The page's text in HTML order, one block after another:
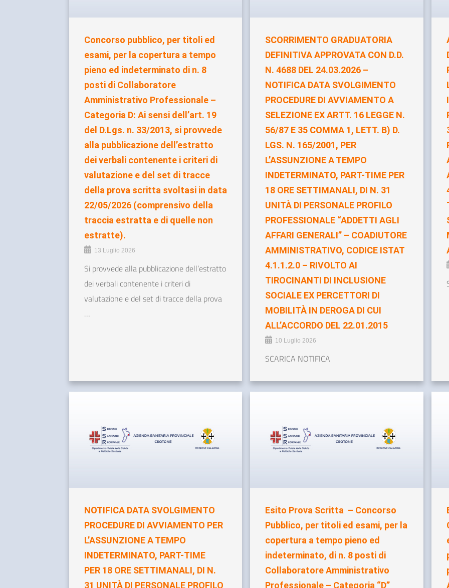
Concorso pubblico, per titoli ed
esami, per la copertura a tempo
pieno ed indeterminato di n. 8
posti di Collaboratore
Amministrativo Professionale –
Categoria D: Ai sensi dell’art. 19
del D.Lgs. n. 33/2013, si provvede
alla pubblicazione dell’estratto
dei verbali contenente i criteri di
valutazione e del set di tracce
della prova scritta svoltasi in data
22/05/2026 (comprensivo della
traccia estratta e di quelle non
estratte).
13 Luglio 2026
Si provvede alla pubblicazione dell’estratto
dei verbali contenente i criteri di
valutazione e del set di tracce della prova
…
SCORRIMENTO GRADUATORIA
DEFINITIVA APPROVATA CON D.D.
N. 4688 DEL 24.03.2026 –
NOTIFICA DATA SVOLGIMENTO
PROCEDURE DI AVVIAMENTO A
SELEZIONE EX ARTT. 16 LEGGE N.
56/87 E 35 COMMA 1, LETT. B) D.
LGS. N. 165/2001, PER
L’ASSUNZIONE A TEMPO
INDETERMINATO, PART-TIME PER
18 ORE SETTIMANALI, DI N. 31
UNITÀ DI PERSONALE PROFILO
PROFESSIONALE “ADDETTI AGLI
AFFARI GENERALI” – COADIUTORE
AMMINISTRATIVO, CODICE ISTAT
4.1.1.2.0 – RIVOLTO AI
TIROCINANTI DI INCLUSIONE
SOCIALE EX PERCETTORI DI
MOBILITÀ IN DEROGA DI CUI
ALL’ACCORDO DEL 22.01.2015
10 Luglio 2026
SCARICA NOTIFICA
NOTIFICA DATA SVOLGIMENTO
PROCEDURE DI AVVIAMENTO PER
L’ASSUNZIONE A TEMPO
INDETERMINATO, PART-TIME
PER 18 ORE SETTIMANALI, DI N.
31 UNITÀ DI PERSONALE PROFILO
Esito Prova Scritta – Concorso
Pubblico, per titoli ed esami, per la
copertura a tempo pieno ed
indeterminato, di n. 8 posti di
Collaboratore Amministrativo
Professionale – Categoria “D”